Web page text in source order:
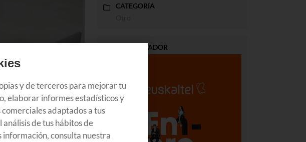
CATEGORÍA
ORGANIZADOR
y de terceros para mejorar tu
elaborar informes estadísticos y
adaptados a tus
de tus hábitos de
información, consulta nuestra